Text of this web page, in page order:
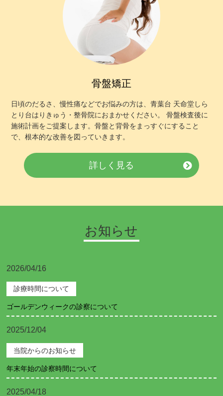
骨盤矯正
日頃のだるさ、慢性痛などでお悩みの方は、青葉台 天命堂しら
とり台はりきゅう・整骨院におまかせください。 骨盤検査後に
施術計画をご提案します。骨盤と背骨をまっすぐにすること
で、根本的な改善を図っていきます。
詳しく見る
お知らせ
2026/04/16
診療時間について
ゴールデンウィークの診察について
2025/12/04
当院からのお知らせ
年末年始の診察時間について
2025/04/18